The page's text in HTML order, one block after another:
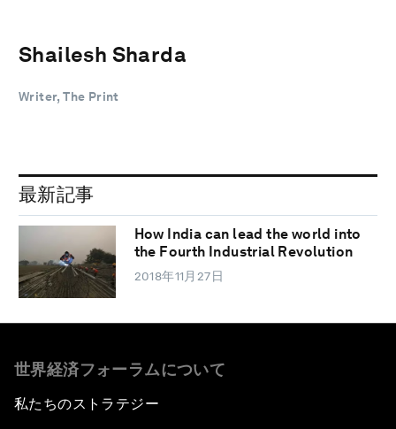
Shailesh Sharda
Writer, The Print
最新記事
How India can lead the world into
the Fourth Industrial Revolution
2018年11月27日
世界経済フォーラムについて
私たちのストラテジー